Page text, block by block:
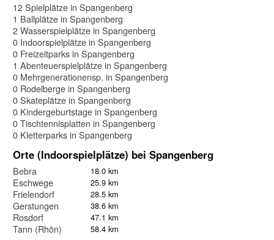
12 Spielplätze in Spangenberg
1 Ballplätze in Spangenberg
2 Wasserspielplätze in Spangenberg
0 Indoorspielplätze in Spangenberg
0 Freizeitparks in Spangenberg
1 Abenteuerspielplätze in Spangenberg
0 Mehrgenerationensp. in Spangenberg
0 Rodelberge in Spangenberg
0 Skateplätze in Spangenberg
0 Kindergeburtstage in Spangenberg
0 Tischtennisplatten in Spangenberg
0 Kletterparks in Spangenberg
Orte (Indoorspielplätze) bei Spangenberg
Bebra 18.0 km
Eschwege 25.9 km
Frielendorf 28.5 km
Gerstungen 38.6 km
Rosdorf 47.1 km
Tann (Rhön) 58.4 km